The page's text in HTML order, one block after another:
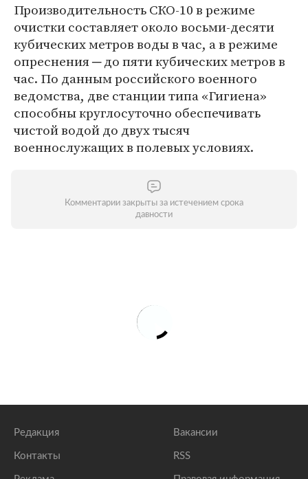
Производительность СКО-10 в режиме
очистки составляет около восьми-десяти
кубических метров воды в час, а в режиме
опреснения ─ до пяти кубических метров в
час. По данным российского военного
ведомства, две станции типа «Гигиена»
способны круглосуточно обеспечивать
чистой водой до двух тысяч
военнослужащих в полевых условиях.
Комментарии закрыты за истечением срока
давности
Редакция
Контакты
Вакансии
RSS